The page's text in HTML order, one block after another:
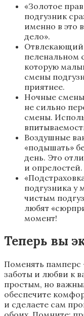
«Золотое
подгузник
именно в это
дело».
Отвлекающий
пеленальном
которую
смены
приятнее.
Ночные
не сильно
смены.
Воздушные
«подышать»
день. Это
и опрелостей.
подгузника у
чистым
любят
момент!
Теперь вы
Поменять памперс
заботы и любви к
простым, но
обеспечите
и сделаете сам